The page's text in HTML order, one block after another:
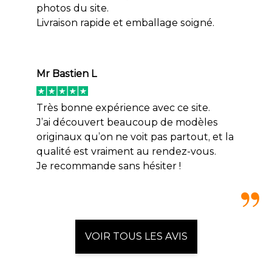
photos du site.
Livraison rapide et emballage soigné.
Mr Bastien L
Très bonne expérience avec ce site.
J’ai découvert beaucoup de modèles
originaux qu’on ne voit pas partout, et la
qualité est vraiment au rendez-vous.
Je recommande sans hésiter !
VOIR TOUS LES AVIS